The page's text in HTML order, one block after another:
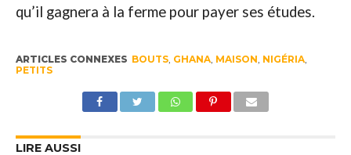
qu’il gagnera à la ferme pour payer ses études.
ARTICLES CONNEXES BOUTS, GHANA, MAISON, NIGÉRIA,
PETITS
LIRE AUSSI